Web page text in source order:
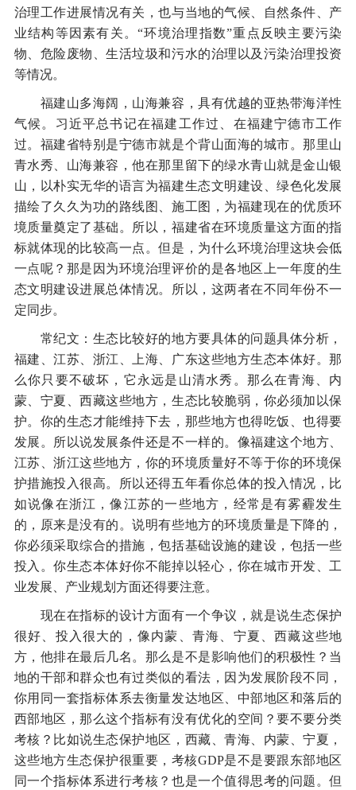
治理工作进展情况有关，也与当地的气候、自然条件、产
业结构等因素有关。“环境治理指数”重点反映主要污染
物、危险废物、生活垃圾和污水的治理以及污染治理投资
等情况。
福建山多海阔，山海兼容，具有优越的亚热带海洋性
气候。习近平总书记在福建工作过、在福建宁德市工作
过。福建省特别是宁德市就是个背山面海的城市。那里山
青水秀、山海兼容，他在那里留下的绿水青山就是金山银
山，以朴实无华的语言为福建生态文明建设、绿色化发展
描绘了久久为功的路线图、施工图，为福建现在的优质环
境质量奠定了基础。所以，福建省在环境质量这方面的指
标就体现的比较高一点。但是，为什么环境治理这块会低
一点呢？那是因为环境治理评价的是各地区上一年度的生
态文明建设进展总体情况。所以，这两者在不同年份不一
定同步。
常纪文：生态比较好的地方要具体的问题具体分析，
福建、江苏、浙江、上海、广东这些地方生态本体好。那
么你只要不破坏，它永远是山清水秀。那么在青海、内
蒙、宁夏、西藏这些地方，生态比较脆弱，你必须加以保
护。你的生态才能维持下去，那些地方也得吃饭、也得要
发展。所以说发展条件还是不一样的。像福建这个地方、
江苏、浙江这些地方，你的环境质量好不等于你的环境保
护措施投入很高。所以还得五年看你总体的投入情况，比
如说像在浙江，像江苏的一些地方，经常是有雾霾发生
的，原来是没有的。说明有些地方的环境质量是下降的，
你必须采取综合的措施，包括基础设施的建设，包括一些
投入。你生态本体好你不能掉以轻心，你在城市开发、工
业发展、产业规划方面还得要注意。
现在在指标的设计方面有一个争议，就是说生态保护
很好、投入很大的，像内蒙、青海、宁夏、西藏这些地
方，他排在最后几名。那么是不是影响他们的积极性？当
地的干部和群众也有过类似的看法，因为发展阶段不同，
你用同一套指标体系去衡量发达地区、中部地区和落后的
西部地区，那么这个指标有没有优化的空间？要不要分类
考核？比如说生态保护地区，西藏、青海、内蒙、宁夏，
这些地方生态保护很重要，考核GDP是不是要跟东部地区
同一个指标体系进行考核？也是一个值得思考的问题。但